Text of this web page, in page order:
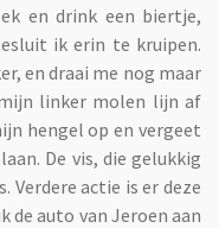
en drink een biertje,
ik erin te kruipen.
en draai me nog maar
linker molen lijn af
hengel op en vergeet
De vis, die gelukkig
actie is er deze
de auto van Jeroen aan